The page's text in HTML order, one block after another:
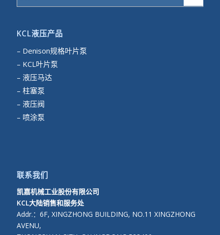
KCL液压产品
– Denison规格叶片泵
– KCL叶片泵
– 液压马达
– 柱塞泵
– 液压阀
– 喷涂泵
联系我们
凯嘉机械工业股份有限公司
KCL大陆销售和服务处
Addr.：6F, XINGZHONG BUILDING, NO.11 XINGZHONG
AVENU,